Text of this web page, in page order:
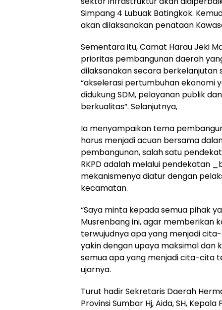
Simpang 4 Lubuak Batingkok.
akan dilaksanakan penataan
Sementara itu, Camat Harau Jeki
prioritas pembangunan daerah
dilaksanakan secara berkelanjutan
“akselerasi pertumbuhan ekonomi
didukung SDM, pelayanan publik
berkualitas”. Selanjutnya,
Ia menyampaikan tema
harus menjadi acuan bersama
pembangunan, salah satu
RKPD adalah melalui pendekatan
mekanismenya diatur dengan
kecamatan.
“Saya minta kepada semua pihak
Musrenbang ini, agar memberikan
terwujudnya apa yang menjadi
yakin dengan upaya maksimal dan
semua apa yang menjadi cita-cita
ujarnya.
Turut hadir Sekretaris Daerah
Provinsi Sumbar Hj, Aida, SH,